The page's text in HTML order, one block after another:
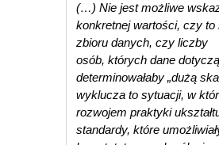
(…) Nie jest możliwe
konkretnej wartości, czy to
zbioru danych, czy liczby
osób, których dane
determinowałaby „dużą
wyklucza to sytuacji, w
rozwojem praktyki
standardy, które